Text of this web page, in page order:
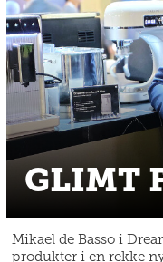
GLIMT
Mikael de Basso i
produkter i en rekke